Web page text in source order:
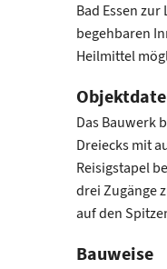
Bad Essen
begehbaren
Heilmittel
Das Bauwerk
Dreiecks mit
Reisigstapel
drei Zugänge
auf den
Bauweise